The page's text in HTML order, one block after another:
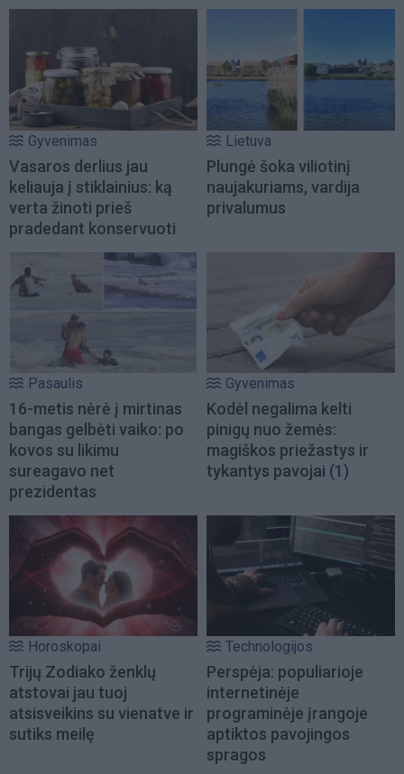
Gyvenimas
Vasaros derlius jau
keliauja į stiklainius: ką
verta žinoti prieš
pradedant konservuoti
Lietuva
Plungė šoka viliotinį
naujakuriams, vardija
privalumus
Pasaulis
16-metis nėrė į mirtinas
bangas gelbėti vaiko: po
kovos su likimu
sureagavo net
prezidentas
Gyvenimas
Kodėl negalima kelti
pinigų nuo žemės:
magiškos priežastys ir
tykantys pavojai (1)
Horoskopai
Trijų Zodiako ženklų
atstovai jau tuoj
atsisveikins su vienatve ir
sutiks meilę
Technologijos
Perspėja: populiarioje
internetinėje
programinėje įrangoje
aptiktos pavojingos
spragos